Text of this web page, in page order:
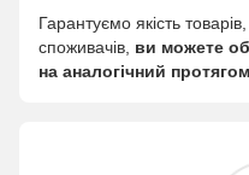
Гарантуємо якість
споживачів, ви можете
на аналогічний